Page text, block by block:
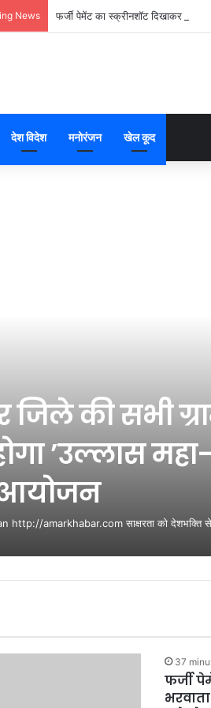
News फर्जी पेमेंट का स्क्रीनशॉट दिखाकर
देश विदेश मनोरंजन खेल कूद
जिले की सभी
’उल्लास महा-
आयोजन
amarkhabar.com साक्षरता को देशभक्ति से
37
फर्जी